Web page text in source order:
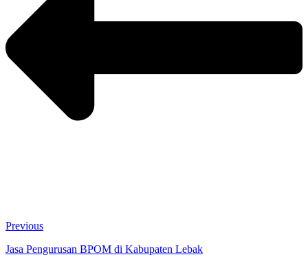
Previous
Jasa Pengurusan BPOM di Kabupaten Lebak